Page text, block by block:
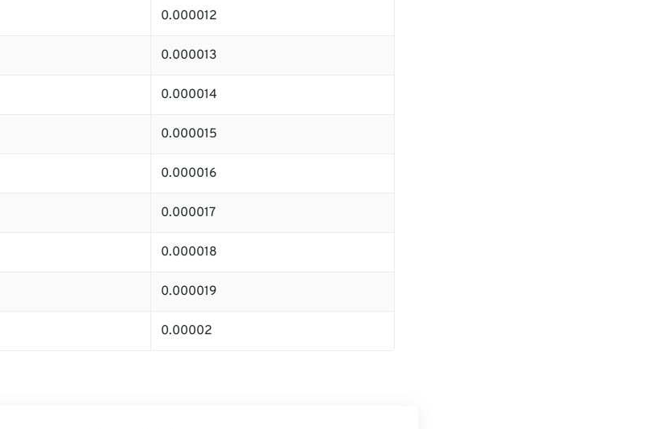
0.000012
0.000013
0.000014
0.000015
0.000016
0.000017
0.000018
0.000019
0.00002